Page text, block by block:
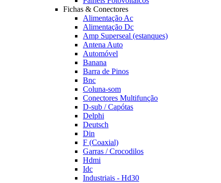
Fichas & Conectores
Alimentação Ac
Alimentação Dc
Amp Superseal (estanques)
Antena Auto
Automóvel
Banana
Barra de Pinos
Bnc
Coluna-som
Conectores Multifunção
D-sub / Capótas
Delphi
Deutsch
Din
F (Coaxial)
Garras / Crocodilos
Hdmi
Idc
Industriais - Hd30